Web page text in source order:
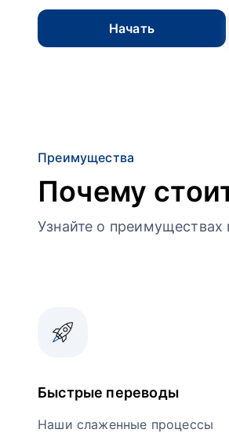
Начать
Преимущества
Почему
Узнайте о
Быстрые переводы
Наши слаженные процессы